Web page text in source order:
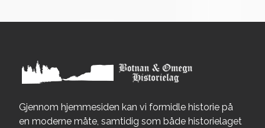
Gjennom hjemmesiden kan vi formidle historie på
en moderne måte, samtidig som både historielaget